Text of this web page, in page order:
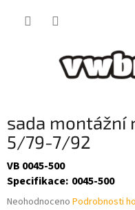
sada montážní
5/79-7/92
VB 0045-500
Specifikace: 0045-500
Průměrné
Neohodnoceno Podrobnosti